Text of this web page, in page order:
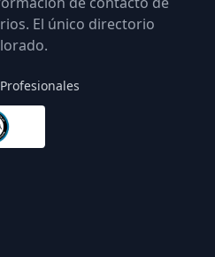
El único directorio